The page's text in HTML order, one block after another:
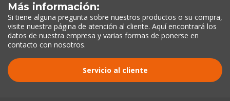
Más información:
Si tiene alguna pregunta sobre nuestros productos o su compra,
visite nuestra página de atención al cliente. Aquí encontrará los
datos de nuestra empresa y varias formas de ponerse en
contacto con nosotros.
Servicio al cliente